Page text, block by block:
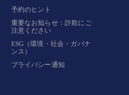
予約のヒント
重要なお知らせ：詐欺にご
注意ください
ESG（環境・社会・ガバナ
ンス）
プライバシー通知